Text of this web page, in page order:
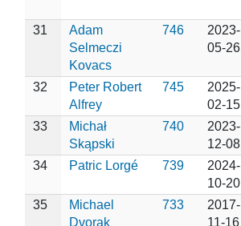
31
Adam
Selmeczi
Kovacs
746
2023-
05-26
32
Peter Robert
Alfrey
745
2025-
02-15
33
Michał
Skąpski
740
2023-
12-08
34 Patric Lorgé 739
2024-
10-20
35
Michael
Dvorak
733
2017-
11-16